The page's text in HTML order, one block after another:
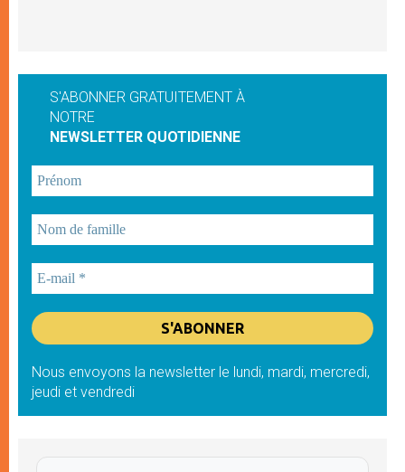
S'ABONNER GRATUITEMENT À
NOTRE
NEWSLETTER QUOTIDIENNE
Nous envoyons la newsletter le lundi, mardi, mercredi,
jeudi et vendredi